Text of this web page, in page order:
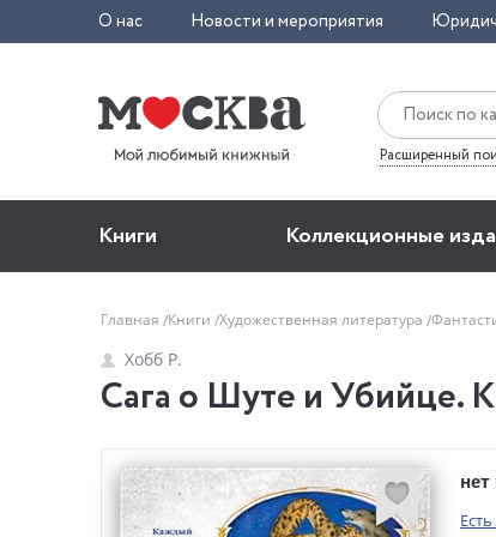
О нас Новости и мероприятия
Расширенный
Книги Коллекционные
Главная Книги Художественная литература
Хобб Р.
Сага о Шуте и Убийце.